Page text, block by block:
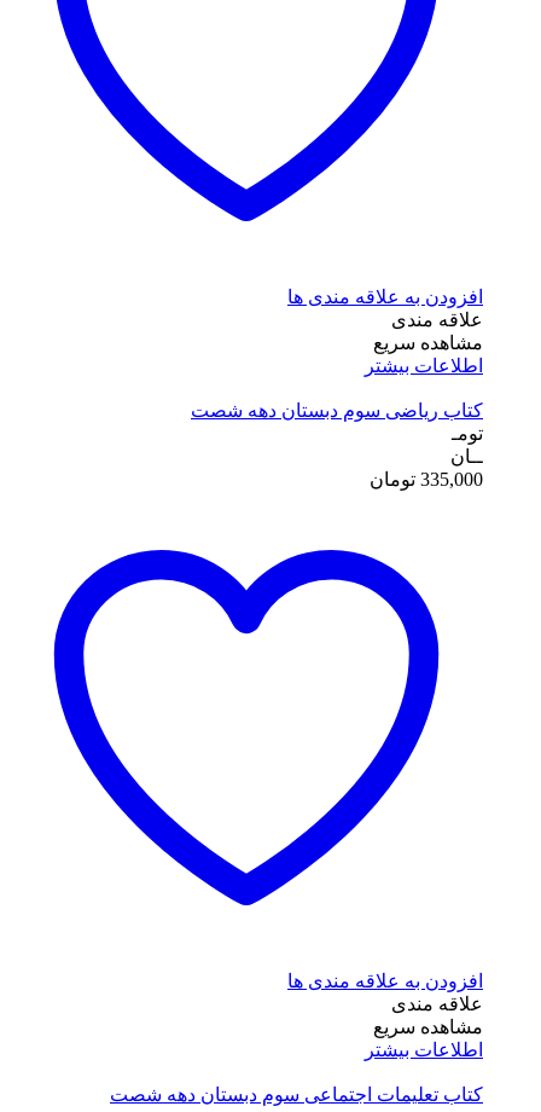
افزودن به علاقه مندی ها
علاقه مندی
مشاهده سریع
اطلاعات بیشتر
کتاب ریاضی سوم دبستان دهه شصت
تومـ
ــان
335,000 تومان
افزودن به علاقه مندی ها
علاقه مندی
مشاهده سریع
اطلاعات بیشتر
کتاب تعلیمات اجتماعی سوم دبستان دهه شصت